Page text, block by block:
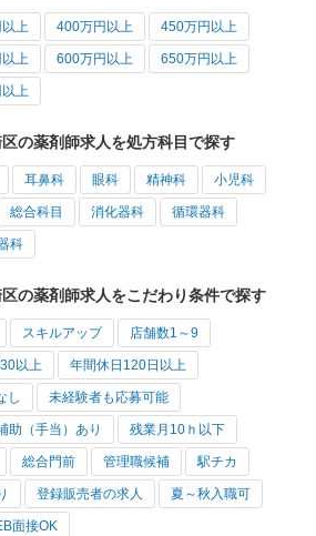
上 400万円以上 450万円以上
上 600万円以上 650万円以上
上
の薬剤師求人を処方科目で探す
耳鼻科 眼科 精神科 小児科
総合科目 消化器科 循環器科
科
の薬剤師求人をこだわり条件で探す
スキルアップ 店舗数1～9
以上 年間休日120日以上
し 未経験者も応募可能
助（手当）あり 残業月10ｈ以下
総合門前 管理職候補 駅チカ
登録販売者の求人 夏～秋入職可
面接OK